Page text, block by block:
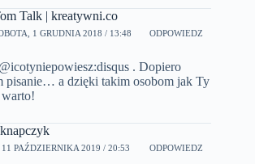
Talk | kreatywni.co
1 GRUDNIA 2018 / 13:48 ODPOWIEDZ
. Dopiero
pisanie… a dzięki takim osobom jak Ty
PAŹDZIERNIKA 2019 / 20:53 ODPOWIEDZ